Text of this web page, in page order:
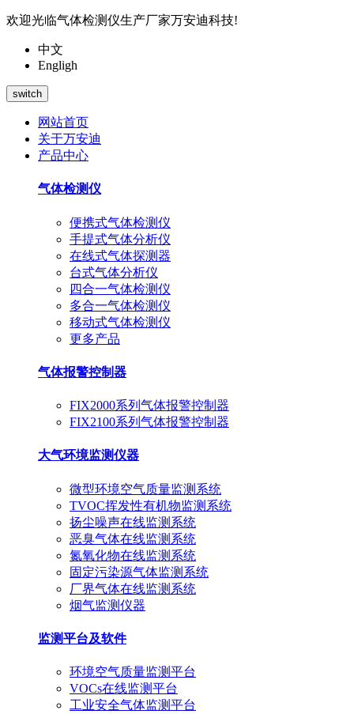
欢迎光临气体检测仪生产厂家万安迪科技!
中文
Engligh
switch
网站首页
关于万安迪
产品中心
气体检测仪
便携式气体检测仪
手提式气体分析仪
在线式气体探测器
台式气体分析仪
四合一气体检测仪
多合一气体检测仪
移动式气体检测仪
更多产品
气体报警控制器
FIX2000系列气体报警控制器
FIX2100系列气体报警控制器
大气环境监测仪器
微型环境空气质量监测系统
TVOC挥发性有机物监测系统
扬尘噪声在线监测系统
恶臭气体在线监测系统
氮氧化物在线监测系统
固定污染源气体监测系统
厂界气体在线监测系统
烟气监测仪器
监测平台及软件
环境空气质量监测平台
VOCs在线监测平台
工业安全气体监测平台